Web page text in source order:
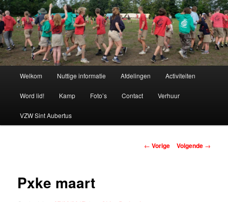
Spring
naar
de
primaire
inhoudChiro Bethanie
Welkom Nuttige informatie Afdelingen Activiteiten
Word lid! Kamp Foto’s Contact Verhuur
VZW Sint Aubertus
Berichtnavigatie
← Vorige Volgende →
Pxke maart